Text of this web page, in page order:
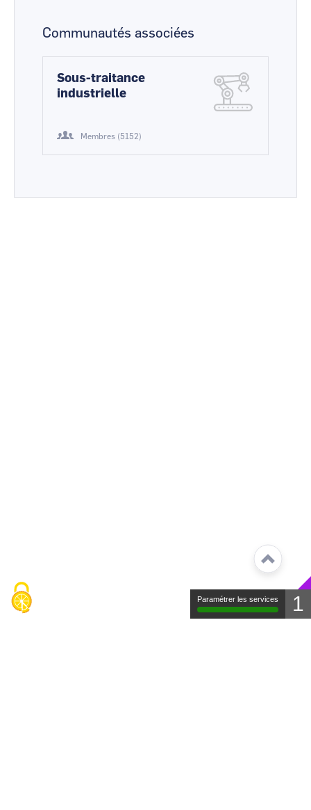
Communautés associées
Sous-traitance
industrielle
Membres (5152)
Paramétrer les services 1